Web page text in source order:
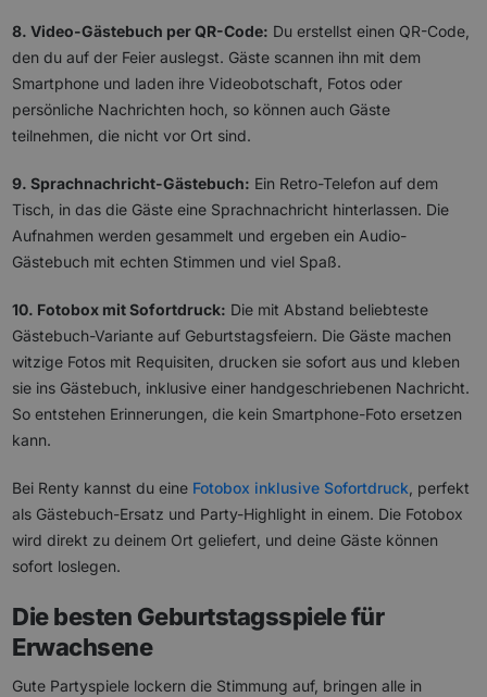
8. Video-Gästebuch per QR-Code: Du erstellst einen QR-Code,
den du auf der Feier auslegst. Gäste scannen ihn mit dem
Smartphone und laden ihre Videobotschaft, Fotos oder
persönliche Nachrichten hoch, so können auch Gäste
teilnehmen, die nicht vor Ort sind.
9. Sprachnachricht-Gästebuch: Ein Retro-Telefon auf dem
Tisch, in das die Gäste eine Sprachnachricht hinterlassen. Die
Aufnahmen werden gesammelt und ergeben ein Audio-
Gästebuch mit echten Stimmen und viel Spaß.
10. Fotobox mit Sofortdruck: Die mit Abstand beliebteste
Gästebuch-Variante auf Geburtstagsfeiern. Die Gäste machen
witzige Fotos mit Requisiten, drucken sie sofort aus und kleben
sie ins Gästebuch, inklusive einer handgeschriebenen Nachricht.
So entstehen Erinnerungen, die kein Smartphone-Foto ersetzen
kann.
Bei Renty kannst du eine Fotobox inklusive Sofortdruck , perfekt
als Gästebuch-Ersatz und Party-Highlight in einem. Die Fotobox
wird direkt zu deinem Ort geliefert, und deine Gäste können
sofort loslegen.
Die besten Geburtstagsspiele für
Erwachsene
Gute Partyspiele lockern die Stimmung auf, bringen alle in